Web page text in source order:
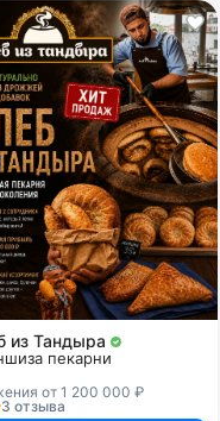
из Тандыра
пекарни
от 1 200 000 ₽
3 отзыва